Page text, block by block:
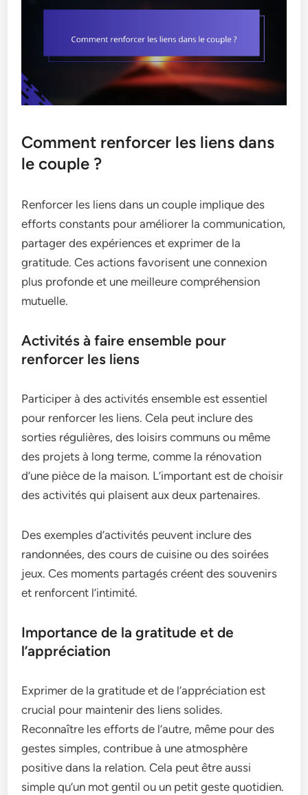
Comment renforcer les liens dans
le couple ?
Renforcer les liens dans un couple implique des
efforts constants pour améliorer la communication,
partager des expériences et exprimer de la
gratitude. Ces actions favorisent une connexion
plus profonde et une meilleure compréhension
mutuelle.
Activités à faire ensemble pour
renforcer les liens
Participer à des activités ensemble est essentiel
pour renforcer les liens. Cela peut inclure des
sorties régulières, des loisirs communs ou même
des projets à long terme, comme la rénovation
d’une pièce de la maison. L’important est de choisir
des activités qui plaisent aux deux partenaires.
Des exemples d’activités peuvent inclure des
randonnées, des cours de cuisine ou des soirées
jeux. Ces moments partagés créent des souvenirs
et renforcent l’intimité.
Importance de la gratitude et de
l’appréciation
Exprimer de la gratitude et de l’appréciation est
crucial pour maintenir des liens solides.
Reconnaître les efforts de l’autre, même pour des
gestes simples, contribue à une atmosphère
positive dans la relation. Cela peut être aussi
simple qu’un mot gentil ou un petit geste quotidien.